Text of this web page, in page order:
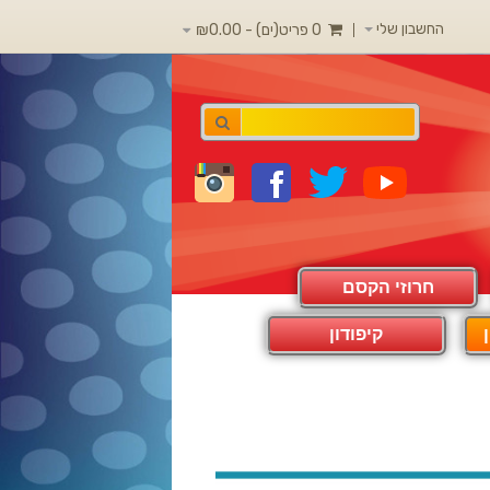
החשבון שלי
חרוזי הקסם
קיפודון